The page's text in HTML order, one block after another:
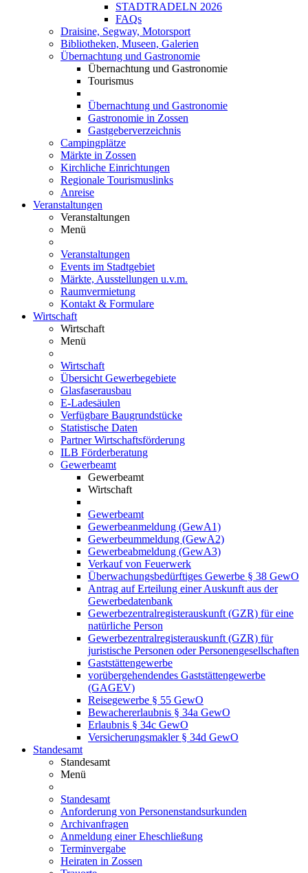
STADTRADELN 2026
FAQs
Draisine, Segway, Motorsport
Bibliotheken, Museen, Galerien
Übernachtung und Gastronomie
Übernachtung und Gastronomie
Tourismus
Übernachtung und Gastronomie
Gastronomie in Zossen
Gastgeberverzeichnis
Campingplätze
Märkte in Zossen
Kirchliche Einrichtungen
Regionale Tourismuslinks
Anreise
Veranstaltungen
Veranstaltungen
Menü
Veranstaltungen
Events im Stadtgebiet
Märkte, Ausstellungen u.v.m.
Raumvermietung
Kontakt & Formulare
Wirtschaft
Wirtschaft
Menü
Wirtschaft
Übersicht Gewerbegebiete
Glasfaserausbau
E-Ladesäulen
Verfügbare Baugrundstücke
Statistische Daten
Partner Wirtschaftsförderung
ILB Förderberatung
Gewerbeamt
Gewerbeamt
Wirtschaft
Gewerbeamt
Gewerbeanmeldung (GewA1)
Gewerbeummeldung (GewA2)
Gewerbeabmeldung (GewA3)
Verkauf von Feuerwerk
Überwachungsbedürftiges Gewerbe § 38 GewO
Antrag auf Erteilung einer Auskunft aus der
Gewerbedatenbank
Gewerbezentralregisterauskunft (GZR) für eine
natürliche Person
Gewerbezentralregisterauskunft (GZR) für
juristische Personen oder Personengesellschaften
Gaststättengewerbe
vorübergehendendes Gaststättengewerbe
(GAGEV)
Reisegewerbe § 55 GewO
Bewachererlaubnis § 34a GewO
Erlaubnis § 34c GewO
Versicherungsmakler § 34d GewO
Standesamt
Standesamt
Menü
Standesamt
Anforderung von Personenstandsurkunden
Archivanfragen
Anmeldung einer Eheschließung
Terminvergabe
Heiraten in Zossen